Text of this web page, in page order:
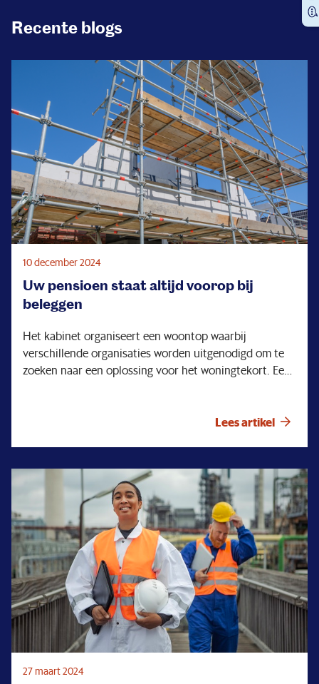
Recente blogs
10 december 2024
Uw pensioen staat altijd voorop bij
beleggen
Het kabinet organiseert een woontop waarbij
verschillende organisaties worden uitgenodigd om te
zoeken naar een oplossing voor het woningtekort. Een
schreeuwende tekort aan woningen. Ook u kent
PMT doet aan het woningtekort. De aanloop naar deze
woontop is een mooi moment om stil te staan bij wat
wij doen en waarom. Niet alleen om woningen te
bouwen maar ook om bij te dragen aan het oplossen
van andere maatschappelijke problemen. Wij zullen ons
daarbij nooit laten afleiden van onze kerntaak: een
goed pensioen realiseren.
Lees artikel
27 maart 2024